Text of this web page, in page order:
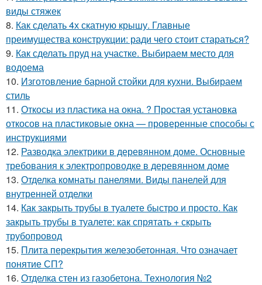
виды стяжек
8. Как сделать 4х скатную крышу. Главные
преимущества конструкции: ради чего стоит стараться?
9. Как сделать пруд на участке. Выбираем место для
водоема
10. Изготовление барной стойки для кухни. Выбираем
стиль
11. Откосы из пластика на окна. ? Простая установка
откосов на пластиковые окна — проверенные способы с
инструкциями
12. Разводка электрики в деревянном доме. Основные
требования к электропроводке в деревянном доме
13. Отделка комнаты панелями. Виды панелей для
внутренней отделки
14. Как закрыть трубы в туалете быстро и просто. Как
закрыть трубы в туалете: как спрятать + скрыть
трубопровод
15. Плита перекрытия железобетонная. Что означает
понятие СП?
16. Отделка стен из газобетона. Технология №2